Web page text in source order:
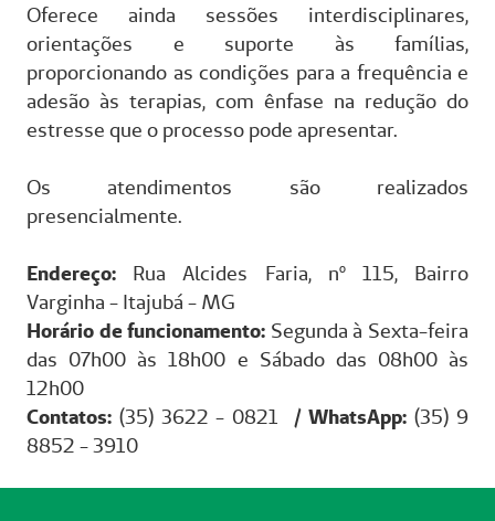
Oferece ainda sessões interdisciplinares,
orientações e suporte às famílias,
proporcionando as condições para a frequência e
adesão às terapias, com ênfase na redução do
estresse que o processo pode apresentar.
Os atendimentos são realizados
presencialmente.
Endereço: Rua Alcides Faria, nº 115, Bairro
Varginha - Itajubá - MG
Horário de funcionamento: Segunda à Sexta-feira
das 07h00 às 18h00 e Sábado das 08h00 às
12h00
Contatos: (35) 3622 - 0821 /WhatsApp: (35) 9
8852 - 3910